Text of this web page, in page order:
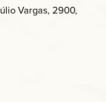
Vargas, 2900,